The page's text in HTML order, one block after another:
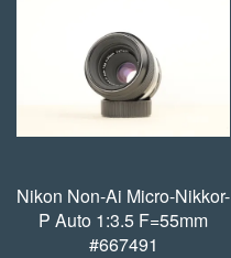
Nikon Non-Ai Micro-Nikkor-
P Auto 1:3.5 F=55mm
#667491